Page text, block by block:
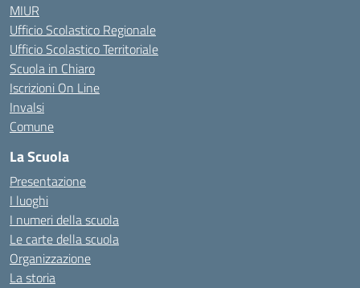
MIUR
Ufficio Scolastico Regionale
Ufficio Scolastico Territoriale
Scuola in Chiaro
Iscrizioni On Line
Invalsi
Comune
La Scuola
Presentazione
I luoghi
I numeri della scuola
Le carte della scuola
Organizzazione
La storia